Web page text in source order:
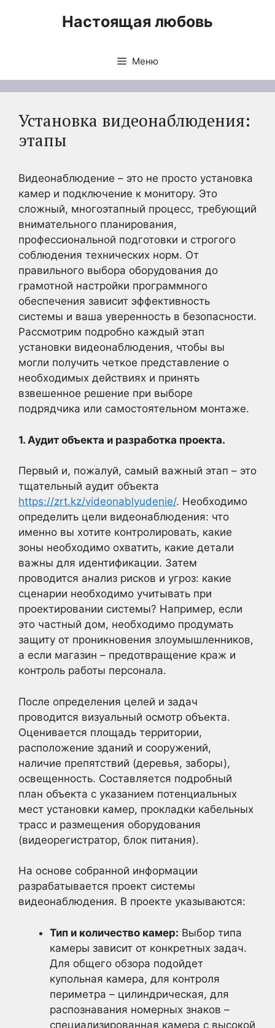
Настоящая любовь
Меню
Установка видеонаблюдения:
этапы
Видеонаблюдение – это не просто установка
камер и подключение к монитору. Это
сложный, многоэтапный процесс, требующий
внимательного планирования,
профессиональной подготовки и строгого
соблюдения технических норм. От
правильного выбора оборудования до
грамотной настройки программного
обеспечения зависит эффективность
системы и ваша уверенность в безопасности.
Рассмотрим подробно каждый этап
установки видеонаблюдения, чтобы вы
могли получить четкое представление о
необходимых действиях и принять
взвешенное решение при выборе
подрядчика или самостоятельном монтаже.
1. Аудит объекта и разработка проекта.
Первый и, пожалуй, самый важный этап – это
тщательный аудит объекта
https://zrt.kz/videonablyudenie/. Необходимо
определить цели видеонаблюдения: что
именно вы хотите контролировать, какие
зоны необходимо охватить, какие детали
важны для идентификации. Затем
проводится анализ рисков и угроз: какие
сценарии необходимо учитывать при
проектировании системы? Например, если
это частный дом, необходимо продумать
защиту от проникновения злоумышленников,
а если магазин – предотвращение краж и
контроль работы персонала.
После определения целей и задач
проводится визуальный осмотр объекта.
Оценивается площадь территории,
расположение зданий и сооружений,
наличие препятствий (деревья, заборы),
освещенность. Составляется подробный
план объекта с указанием потенциальных
мест установки камер, прокладки кабельных
трасс и размещения оборудования
(видеорегистратор, блок питания).
На основе собранной информации
разрабатывается проект системы
видеонаблюдения. В проекте указываются:
Тип и количество камер: Выбор типа
камеры зависит от конкретных задач.
Для общего обзора подойдет
купольная камера, для контроля
периметра – цилиндрическая, для
распознавания номерных знаков –
специализированная камера с высокой